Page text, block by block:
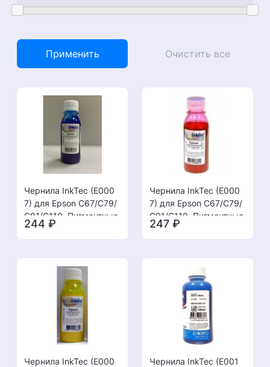
Применить Очистить все
Чернила InkTec (E000
7) для Epson C67/C79/
C91/C110, Пигментные,
C, 0,1 л.
244 ₽
Чернила InkTec (E000
7) для Epson C67/C79/
C91/C110, Пигментные,
M, 0,1 л.
247 ₽
Чернила InkTec (E000
Чернила InkTec (E001